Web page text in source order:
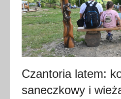
Czantoria latem:
saneczkowy i